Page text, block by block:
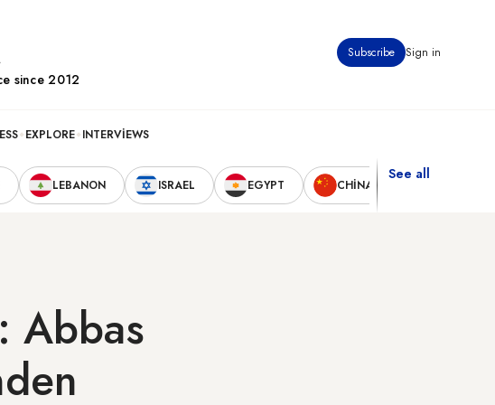
Subscribe Sign in
since 2012
EXPLORE INTERVIEWS
LEBANON ISRAEL EGYPT CHINA
See all
Abbas